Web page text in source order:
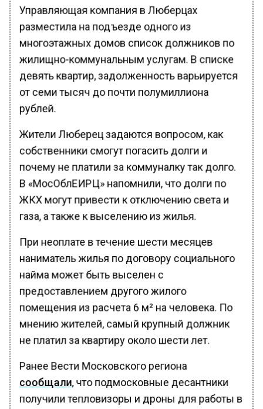
Управляющая компания в Люберцах
разместила на подъезде одного из
многоэтажных домов список должников по
жилищно-коммунальным услугам. В списке
девять квартир, задолженность варьируется
от семи тысяч до почти полумиллиона
рублей.
Жители Люберец задаются вопросом, как
собственники смогут погасить долги и
почему не платили за коммуналку так долго.
В «МосОблЕИРЦ» напомнили, что долги по
ЖКХ могут привести к отключению света и
газа, а также к выселению из жилья.
При неоплате в течение шести месяцев
наниматель жилья по договору социального
найма может быть выселен с
предоставлением другого жилого
помещения из расчета 6 м² на человека. По
мнению жителей, самый крупный должник
не платил за квартиру около шести лет.
Ранее Вести Московского региона
сообщали, что подмосковные десантники
получили тепловизоры и дроны для работы в